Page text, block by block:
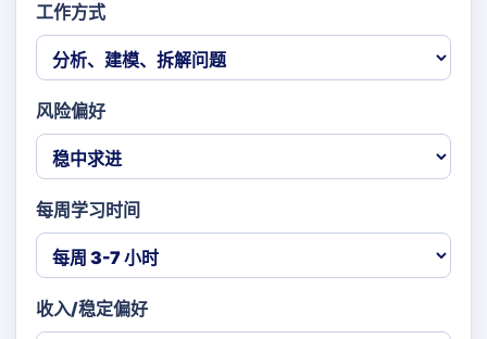
工作方式
风险偏好
每周学习时间
收入/稳定偏好